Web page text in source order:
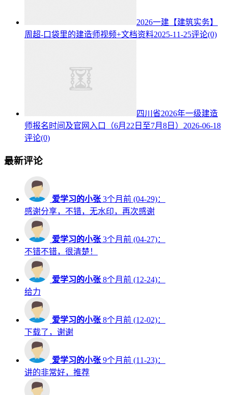
2026一建【建筑实务】
周超-口袋里的建造师视频+文档资料2025-11-25评论(0)
四川省2026年一级建造
师报名时间及官网入口（6月22日至7月8日） 2026-06-18
评论(0)
最新评论
爱学习的小张 3个月前 (04-29)：
感谢分享，不错，无水印，再次感谢
爱学习的小张 3个月前 (04-27)：
不错不错，很清楚！
爱学习的小张 8个月前 (12-24)：
给力
爱学习的小张 8个月前 (12-02)：
下载了，谢谢
爱学习的小张 9个月前 (11-23)：
讲的非常好，推荐